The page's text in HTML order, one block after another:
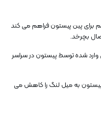
برای پین پیستون فراهم می کند
بچرخد.
وارد شده توسط پیستون در سراسر
به میل لنگ را کاهش می